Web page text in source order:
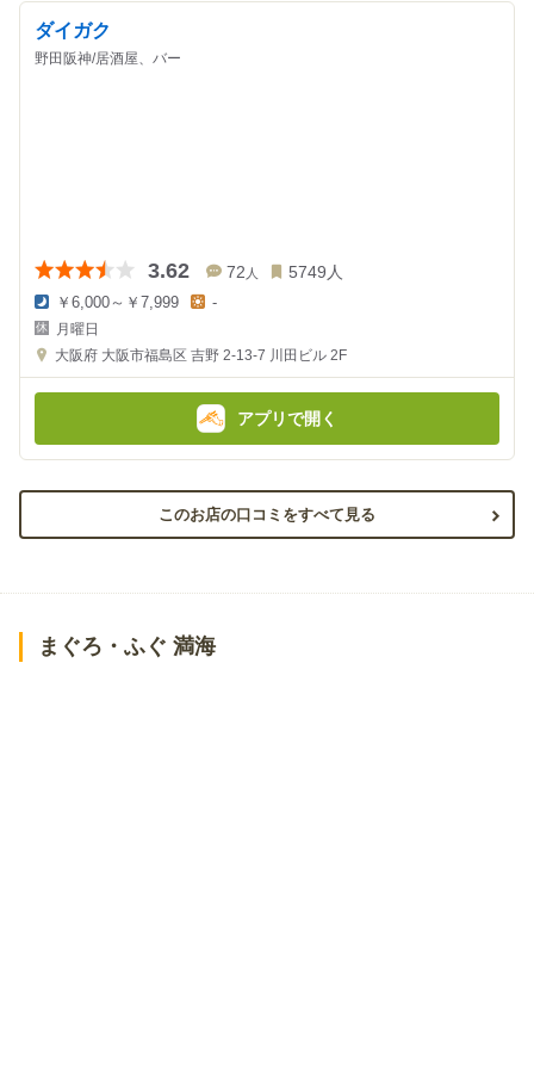
ダイガク
野田阪神/居酒屋、バー
3.62 72 人 5749人
夜
の
金
￥6,000～￥7,999
金
額
-
月曜日
大阪府 大阪市福島区 吉野 2-13-7 川田ビル 2F
アプリで開く
このお店の口コミをすべて見る
まぐろ・ふぐ 満海